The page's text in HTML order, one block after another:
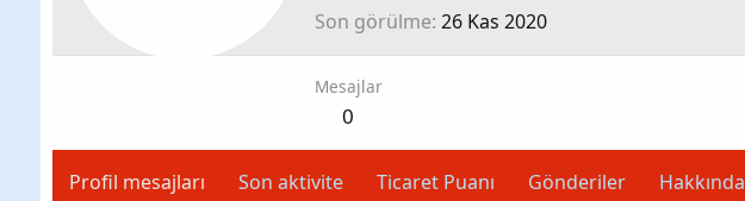
Son görülme 26 Kas 2020
Mesajlar
0
Profil mesajları Son aktivite Ticaret Puanı Gönderiler Hakkında